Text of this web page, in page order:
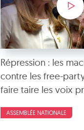
Répression : les
contre les free-
faire taire les voix
ASSEMBLÉE NATIONALE